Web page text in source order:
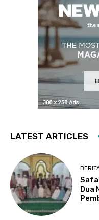
LATEST ARTICLES
Dua